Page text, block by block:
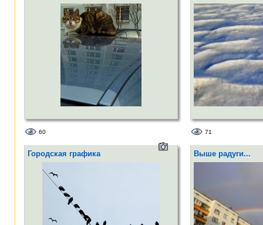
60 71
Городская графика Выше радуги...